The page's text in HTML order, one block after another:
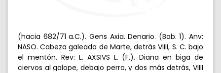
(hacia 682/71 a.C.). Gens Axia. Denario. (Bab. 1). Anv:
NASO. Cabeza galeada de Marte, detrás VIIII, S. C. bajo
el mentón. Rev: L. AXSIVS L. (F.). Diana en biga de
ciervos al galope, debajo perro, y dos más detrás, VIIII